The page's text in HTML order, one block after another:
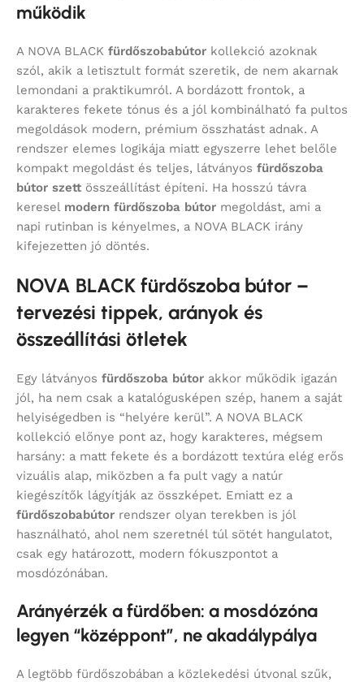
működik
A NOVA BLACK fürdőszobabútor kollekció azoknak
szól, akik a letisztult formát szeretik, de nem akarnak
lemondani a praktikumról. A bordázott frontok, a
karakteres fekete tónus és a jól kombinálható fa pultos
megoldások modern, prémium összhatást adnak. A
rendszer elemes logikája miatt egyszerre lehet belőle
kompakt megoldást és teljes, látványos fürdőszoba
bútor szett összeállítást építeni. Ha hosszú távra
keresel modern fürdőszoba bútor megoldást, ami a
napi rutinban is kényelmes, a NOVA BLACK irány
kifejezetten jó döntés.
NOVA BLACK fürdőszoba bútor –
tervezési tippek, arányok és
összeállítási ötletek
Egy látványos fürdőszoba bútor akkor működik igazán
jól, ha nem csak a katalógusképen szép, hanem a saját
helyiségedben is “helyére kerül”. A NOVA BLACK
kollekció előnye pont az, hogy karakteres, mégsem
harsány: a matt fekete és a bordázott textúra elég erős
vizuális alap, miközben a fa pult vagy a natúr
kiegészítők lágyítják az összképet. Emiatt ez a
fürdőszobabútor rendszer olyan terekben is jól
használható, ahol nem szeretnél túl sötét hangulatot,
csak egy határozott, modern fókuszpontot a
mosdózónában.
Arányérzék a fürdőben: a mosdózóna
legyen “középpont”, ne akadálypálya
A legtöbb fürdőszobában a közlekedési útvonal szűk,